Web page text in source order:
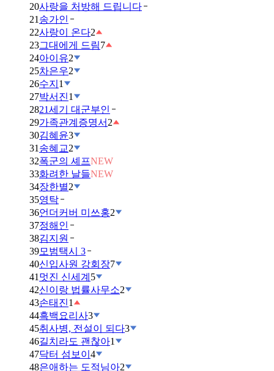
20사랑을 처방해 드립니다
21 송가인
22사랑이 온다2
23그대에게 드림7
24아이유2
25차은우2
26수지 1
27박서진1
2821세기 대군부인
29가족관계증명서 2
30김혜윤3
31 송혜교2
32폭군의 셰프NEW
33화려한 날들NEW
34장한별2
35영탁
36언더커버 미쓰홍2
37정해인
38김지원
39모범택시 3
40신입사원 강회장7
41 멋진 신세계 5
42신이랑 법률사무소2
43손태진1
44흑백요리사3
45취사병, 전설이 되다3
46길치라도 괜찮아1
47닥터 섬보이 4
48은애하는 도적님아2